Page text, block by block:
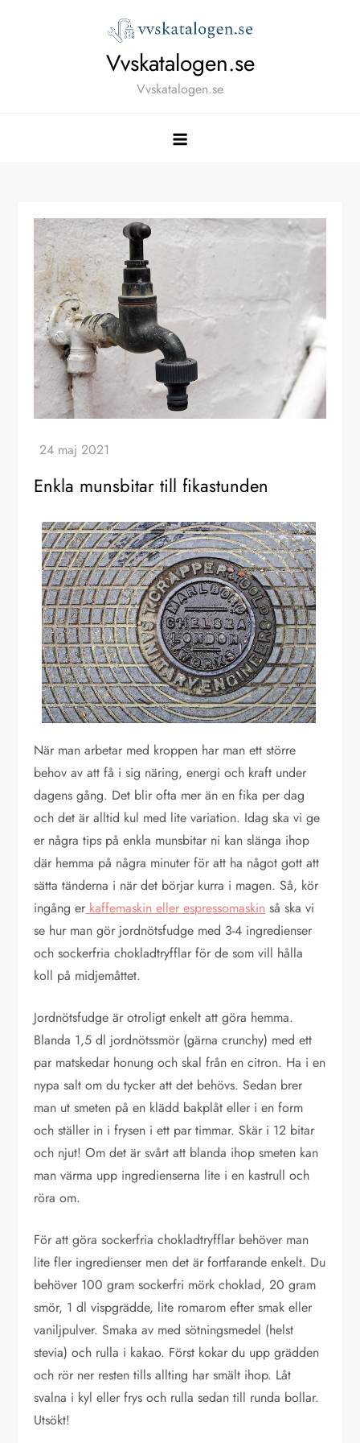
Vvskatalogen.se
Vvskatalogen.se
Enkla munsbitar till fikastunden
När man arbetar med kroppen har man ett större
behov av att få i sig näring, energi och kraft under
dagens gång. Det blir ofta mer än en fika per dag
och det är alltid kul med lite variation. Idag ska vi ge
er några tips på enkla munsbitar ni kan slänga ihop
där hemma på några minuter för att ha något gott att
sätta tänderna i när det börjar kurra i magen. Så, kör
ingång er kaffemaskin eller espressomaskin så ska vi
se hur man gör jordnötsfudge med 3-4 ingredienser
och sockerfria chokladtryfflar för de som vill hålla
koll på midjemåttet.
Jordnötsfudge är otroligt enkelt att göra hemma.
Blanda 1,5 dl jordnötssmör (gärna crunchy) med ett
par matskedar honung och skal från en citron. Ha i en
nypa salt om du tycker att det behövs. Sedan brer
man ut smeten på en klädd bakplåt eller i en form
och ställer in i frysen i ett par timmar. Skär i 12 bitar
och njut! Om det är svårt att blanda ihop smeten kan
man värma upp ingredienserna lite i en kastrull och
röra om.
För att göra sockerfria chokladtryfflar behöver man
lite fler ingredienser men det är fortfarande enkelt. Du
behöver 100 gram sockerfri mörk choklad, 20 gram
smör, 1 dl vispgrädde, lite romarom efter smak eller
vaniljpulver. Smaka av med sötningsmedel (helst
stevia) och rulla i kakao. Först kokar du upp grädden
och rör ner resten tills allting har smält ihop. Låt
svalna i kyl eller frys och rulla sedan till runda bollar.
Utsökt!